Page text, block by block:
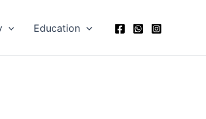
Education